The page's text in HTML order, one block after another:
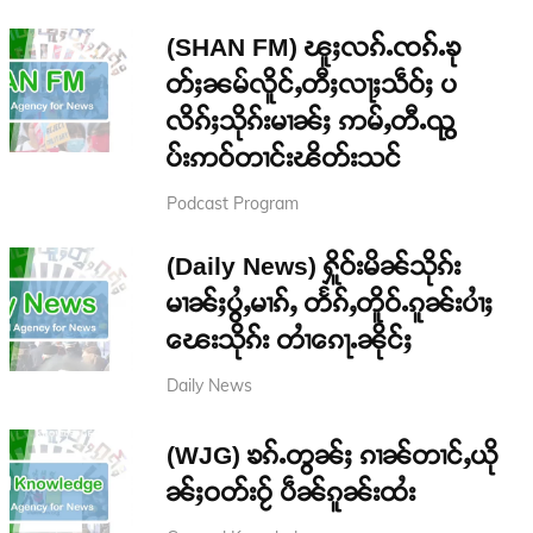
(SHAN FM) ၽူႈလၵ်ႉၸၵ်ႉၶု
တ်ႈၼမ်လိူင်ႇတီႈလႃႈသဵဝ်ႈ ပ
လိၵ်ႈသိုၵ်းမၢၼ်ႈ ဢမ်ႇတီႉၺွ
ပ်းဢဝ်တၢင်းၽိတ်းသင်
Podcast Program
(Daily News) ႁိူဝ်းမိၼ်သိုၵ်း
မၢၼ်ႈပွႆႇမၢၵ်ႇ တႅၵ်ႇတိူဝ်ႉၵူၼ်းပၢႆႈ
ၽေးသိုၵ်း တၢႆၵေႃႉၼိုင်ႈ
Daily News
(WJG) ၶၵ်ႉတွၼ်ႈ ၵၢၼ်တၢင်ႇယို
ၼ်ႈဝတ်းဝႂ် ပဵၼ်ၵူၼ်းထႆး